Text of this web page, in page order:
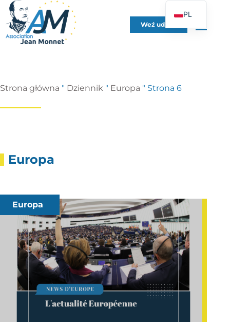
Weź udział
Strona główna " Dziennik " Europa " Strona 6
Europa
Europa
PL
FR